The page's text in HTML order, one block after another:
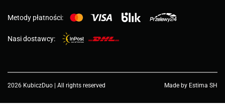
Metody płatności:
Nasi dostawcy:
2026 KubiczDuo | All rights reserved Made by Estima SH